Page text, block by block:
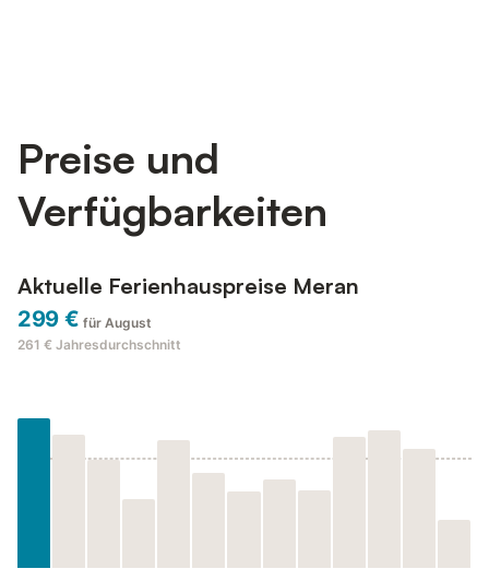
Preise und
Verfügbarkeiten
Aktuelle Ferienhauspreise Meran
299 € für August
261 € Jahresdurchschnitt